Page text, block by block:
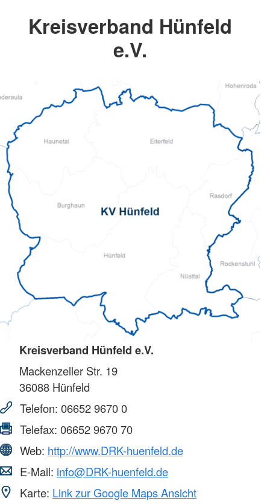
Kreisverband Hünfeld
e.V.
Kreisverband Hünfeld e.V.
Mackenzeller Str. 19
36088 Hünfeld
Telefon: 06652 9670 0
Telefax: 06652 9670 70
Web: http://www.DRK-huenfeld.de
E-Mail: info@DRK-huenfeld.de
Karte: Link zur Google Maps Ansicht